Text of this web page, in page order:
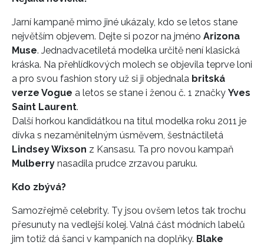
Jarní kampaně mimo jiné ukázaly, kdo se letos stane
největším objevem. Dejte si pozor na jméno Arizona
Muse. Jednadvacetiletá modelka určitě není klasická
kráska. Na přehlídkových molech se objevila teprve loni
a pro svou fashion story už si ji objednala britská
verze Vogue a letos se stane i ženou č. 1 značky Yves
Saint Laurent.
Další horkou kandidátkou na titul modelka roku 2011 je
dívka s nezaměnitelným úsměvem, šestnáctiletá
Lindsey Wixson z Kansasu. Ta pro novou kampaň
Mulberry nasadila prudce zrzavou paruku.
Kdo zbývá?
Samozřejmě celebrity. Ty jsou ovšem letos tak trochu
přesunuty na vedlejší kolej. Valná část módních labelů
jim totiž dá šanci v kampaních na doplňky. Blake